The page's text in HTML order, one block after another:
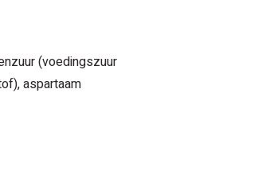
(voedingszuur
aspartaam